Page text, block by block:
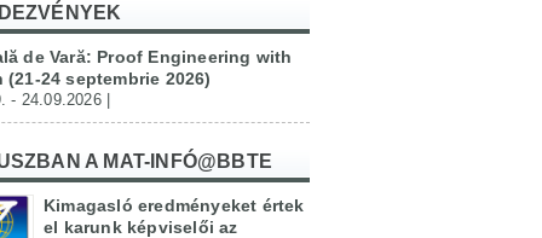
de Vară: Proof Engineering with
(21-24 septembrie 2026)
- 24.09.2026 |
A MAT-INFÓ@BBTE
Kimagasló eredményeket értek
el karunk képviselői az